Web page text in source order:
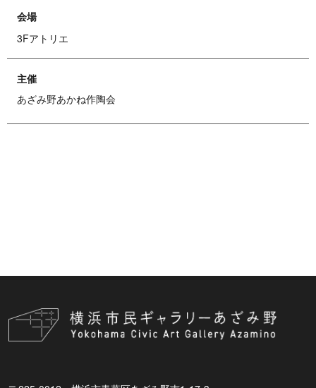
会場
3Fアトリエ
主催
あざみ野あかね作陶会